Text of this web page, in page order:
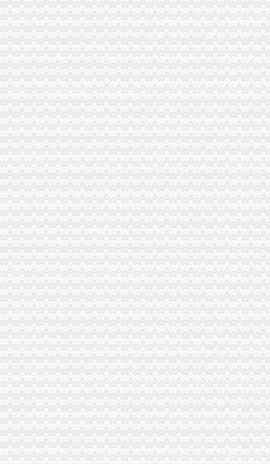
免费注册支付宝-如何免费注册支付宝？-平安一账通
9位QQ号免费注册-教育-高清-爱奇艺
股票软件商城_做好的股票查询、分析、交易软件！免费注册、下载
城免费注册公司|高新区代理记账|红岛公司变更|城补缴社保|城股
免费注册咨询,代办绍兴地区公司注册、免费财税顾问-绍兴58同城
工商注册,免费注册,**的服务,3天拿证-义乌58同城
免费注册_购物指南_手机中国
免费注册公司价格
如何获得友益文书软件免费注册
免费注册_商国互联网
纳米盒小学教育怎么免费注册纳米盒英语注册方法_西西软件资讯
北京商标注册查询免费_商标注册流程及费用【成功率近97%！】
iPhone怎么免费注册ID？-苹果-ZOL问答堂
如何免费注册郊区公司-软银财务咨询
TK域名免费注册及解析图文教程_pc6资讯
注册公司多少钱免费注册公司_志趣网
【免费注册国内商标免费注册深圳公司】-福田华北易登网
168邮箱免费注册申请_IT168文库
【免费注册国内商标免费注册深圳公司】-南山科技园易登网
商易济南网【免费注册】如何免费注册会员_商易济南_新浪博客
谁知道阿里巴巴国际站可以免费注册么？
免费注册免费注册-广州58同城
2008万网CN英文域名免费注册体验活动-3G安全网（Www.HackDos.
免费注册公司,还送一套章,代理记账1999元/年-深圳58同城
教大家免费注册屏幕录像专家_在线观看
帮助中心_买塑网
免费注册域名--fox--好网角网络收夹
【免费注册上海公司,免费注册上海普陀公司】价格_厂家_图片-Hc
【上海金山公司注册免费注册】价格_厂家_图片-Hc360慧聪网
【代理注册上海公司、代理记账、免费注册地址】-公司注册-南京赶集网
免费注册-JiaThis
【免费注册商标注册商标免费咨询】-省内其它易登网
免费注册QQ微信号—申请QQ号免费
北京个人免费注册简历信息--北京人才热线
等等免费注册商标商标v公司阿的【今日推荐网】
免费注册玩游戏每个3.5元_任务威客网_劳务
免费代注册